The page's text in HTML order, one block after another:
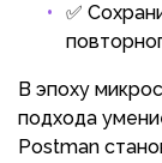
✅
В эпоху
подхода
Postman